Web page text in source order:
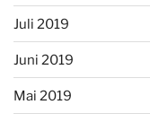
Juli 2019
Juni 2019
Mai 2019